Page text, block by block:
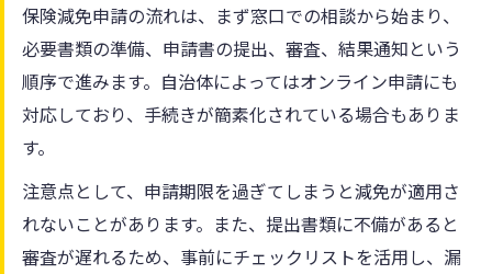
保険減免申請の流れは、まず窓口での相談から始まり、
必要書類の準備、申請書の提出、審査、結果通知という
順序で進みます。自治体によってはオンライン申請にも
対応しており、手続きが簡素化されている場合もありま
す。
注意点として、申請期限を過ぎてしまうと減免が適用さ
れないことがあります。また、提出書類に不備があると
審査が遅れるため、事前にチェックリストを活用し、漏